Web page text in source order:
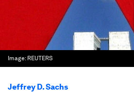
Image: REUTERS
Jeffrey D. Sachs